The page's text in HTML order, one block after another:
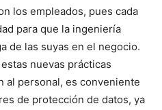
los empleados, pues cada
para que la ingeniería
de las suyas en el negocio.
nuevas prácticas
al personal, es conveniente
de protección de datos, ya